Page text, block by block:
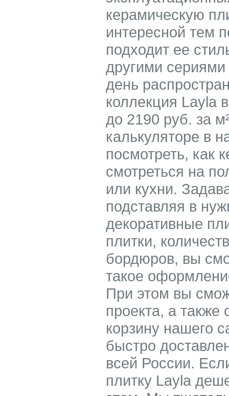
керамическую
интересной тем
подходит ее
другими
день
коллекция Layla
до 2190 руб. за
калькуляторе в
посмотреть, как
смотреться на
или кухни.
подставляя в
декоративные
плитки,
бордюров, вы
такое
При этом вы
проекта, а также
корзину нашего
быстро
всей России.
плитку Layla